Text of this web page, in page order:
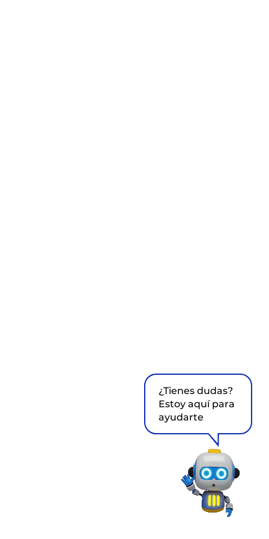
¿Tienes dudas?
Estoy aquí para
ayudarte